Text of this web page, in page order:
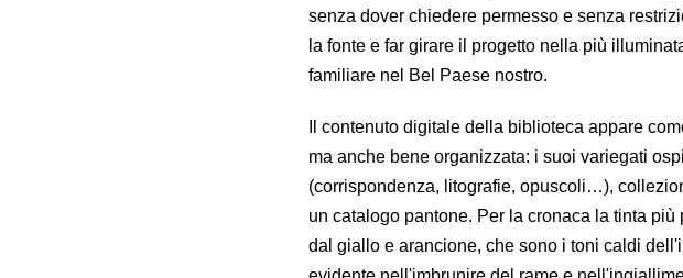
senza dover chiedere permesso e senza
la fonte e far girare il progetto nella più
familiare nel Bel Paese nostro.
Il contenuto digitale della biblioteca appare
ma anche bene organizzata: i suoi variegati
(corrispondenza, litografie, opuscoli…),
un catalogo pantone. Per la cronaca la tinta
dal giallo e arancione, che sono i toni caldi